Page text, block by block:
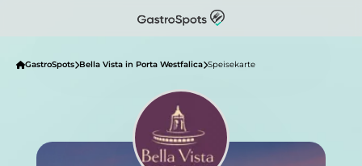
GastroSpots Bella Vista in Porta Westfalica Speisekarte